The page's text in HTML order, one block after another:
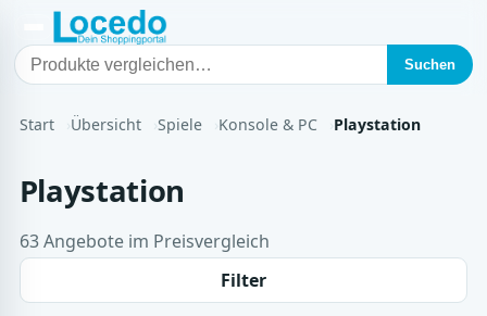
Suchen
Start Übersicht Spiele Konsole & PC Playstation
Playstation
63 Angebote im Preisvergleich
Filter